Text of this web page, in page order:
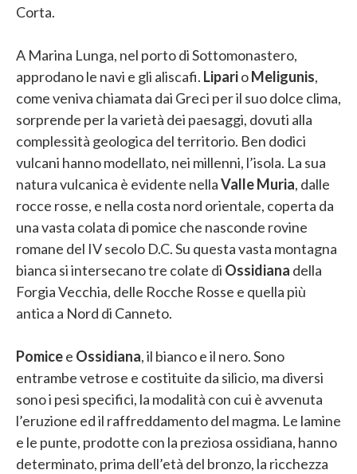
Corta.
A Marina Lunga, nel porto di Sottomonastero,
approdano le navi e gli aliscafi. LiparioMeligunis,
come veniva chiamata dai Greci per il suo dolce clima,
sorprende per la varietà dei paesaggi, dovuti alla
complessità geologica del territorio. Ben dodici
vulcani hanno modellato, nei millenni, l’isola. La sua
natura vulcanica è evidente nellaValle Muria, dalle
rocce rosse, e nella costa nord orientale, coperta da
una vasta colata di pomice che nasconde rovine
romane del IV secolo D.C. Su questa vasta montagna
bianca si intersecano tre colate di Ossidiana della
Forgia Vecchia, delle Rocche Rosse e quella più
antica a Nord di Canneto.
Pomicee Ossidiana, il bianco e il nero. Sono
entrambe vetrose e costituite da silicio, ma diversi
sono i pesi specifici, la modalità con cui è avvenuta
l’eruzione ed il raffreddamento del magma. Le lamine
e le punte, prodotte con la preziosa ossidiana, hanno
determinato, prima dell’età del bronzo, la ricchezza